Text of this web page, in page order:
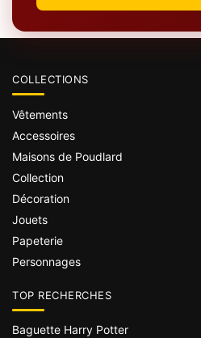
COLLECTIONS
Vêtements
Accessoires
Maisons de Poudlard
Collection
Décoration
Jouets
Papeterie
Personnages
TOP RECHERCHES
Baguette Harry Potter